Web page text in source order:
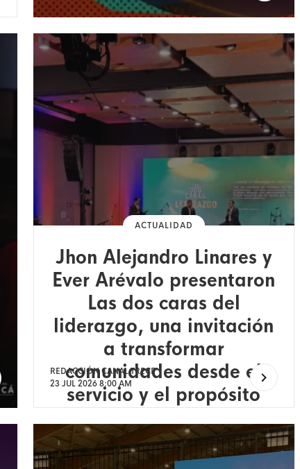
ACTUALIDAD
Jhon Alejandro Linares y
Ever Arévalo presentaron
Las dos caras del
liderazgo, una invitación
a transformar
comunidades desde el
servicio y el propósito
REDACCIÓN CANAL TRECE
23 JUL 2026 8:00 AM